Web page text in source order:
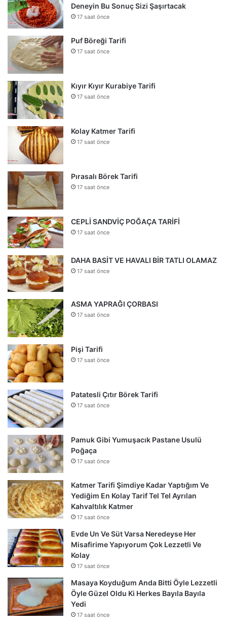
Deneyin Bu Sonuç Sizi Şaşırtacak
17 saat önce
Puf Böreği Tarifi
17 saat önce
Kıyır Kıyır Kurabiye Tarifi
17 saat önce
Kolay Katmer Tarifi
17 saat önce
Pırasalı Börek Tarifi
17 saat önce
CEPLİ SANDVİÇ POĞAÇA TARİFİ
17 saat önce
DAHA BASİT VE HAVALI BİR TATLI OLAMAZ
17 saat önce
ASMA YAPRAĞI ÇORBASI
17 saat önce
Pişi Tarifi
17 saat önce
Patatesli Çıtır Börek Tarifi
17 saat önce
Pamuk Gibi Yumuşacık Pastane Usulü
Poğaça
17 saat önce
Katmer Tarifi Şimdiye Kadar Yaptığım Ve
Yediğim En Kolay Tarif Tel Tel Ayrılan
Kahvaltılık Katmer
17 saat önce
Evde Un Ve Süt Varsa Neredeyse Her
Misafirime Yapıyorum Çok Lezzetli Ve
Kolay
17 saat önce
Masaya Koyduğum Anda Bitti Öyle Lezzetli
Öyle Güzel Oldu Ki Herkes Bayıla Bayıla
Yedi
17 saat önce